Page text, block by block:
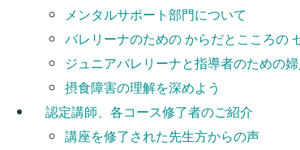
メンタルサポート部門について
バレリーナのための からだとこころの
ジュニアバレリーナと指導者のための
摂食障害の理解を深めよう
認定講師、各コース修了者のご紹介
講座を修了された先生方からの声